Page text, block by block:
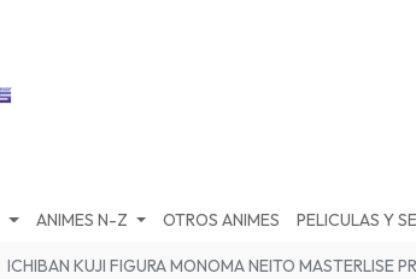
ANIMES N-Z OTROS ANIMES PELICULAS Y
ICHIBAN KUJI FIGURA MONOMA NEITO MASTERLISE